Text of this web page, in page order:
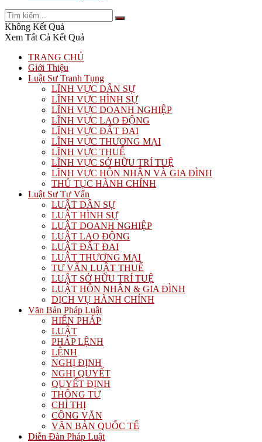
Không Kết Quả
Xem Tất Cả Kết Quả
TRANG CHỦ
Giới Thiệu
Luật Sư Tranh Tụng
LĨNH VỰC DÂN SỰ
LĨNH VỰC HÌNH SỰ
LĨNH VỰC DOANH NGHIỆP
LĨNH VỰC LAO ĐỘNG
LĨNH VỰC ĐẤT ĐAI
LĨNH VỰC THƯƠNG MẠI
LĨNH VỰC THUẾ
LĨNH VỰC SỞ HỮU TRÍ TUỆ
LĨNH VỰC HÔN NHÂN VÀ GIA ĐÌNH
THỦ TỤC HÀNH CHÍNH
Luật Sư Tư Vấn
LUẬT DÂN SỰ
LUẬT HÌNH SỰ
LUẬT DOANH NGHIỆP
LUẬT LAO ĐỘNG
LUẬT ĐẤT ĐAI
LUẬT THƯƠNG MẠI
TƯ VẤN LUẬT THUẾ
LUẬT SỞ HỮU TRÍ TUỆ
LUẬT HÔN NHÂN & GIA ĐÌNH
DỊCH VỤ HÀNH CHÍNH
Văn Bản Pháp Luật
HIẾN PHÁP
LUẬT
PHÁP LỆNH
LỆNH
NGHỊ ĐỊNH
NGHỊ QUYẾT
QUYẾT ĐỊNH
THÔNG TƯ
CHỈ THỊ
CÔNG VĂN
VĂN BẢN QUỐC TẾ
Diễn Đàn Pháp Luật